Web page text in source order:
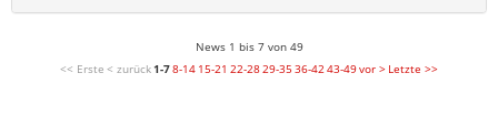
News 1 bis 7 von 49
<< Erste < zurück1-78-14 15-21 22-2829-35 36-4243-49vor > Letzte >>